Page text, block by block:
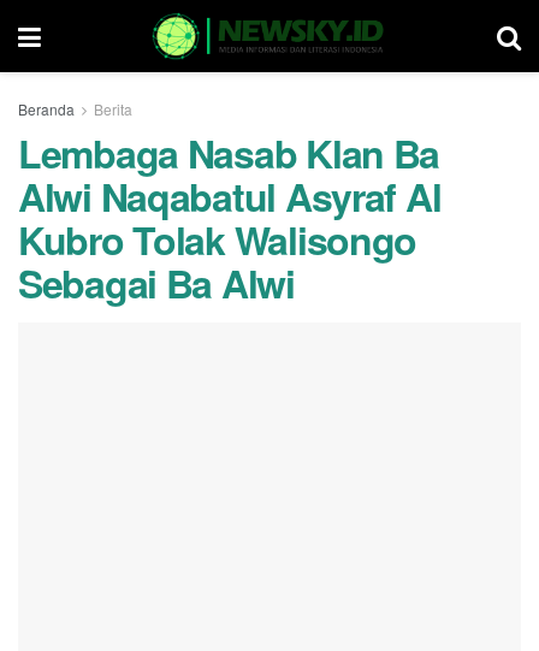
Beranda Berita
Lembaga Nasab Klan Ba
Alwi Naqabatul Asyraf Al
Kubro Tolak Walisongo
Sebagai Ba Alwi